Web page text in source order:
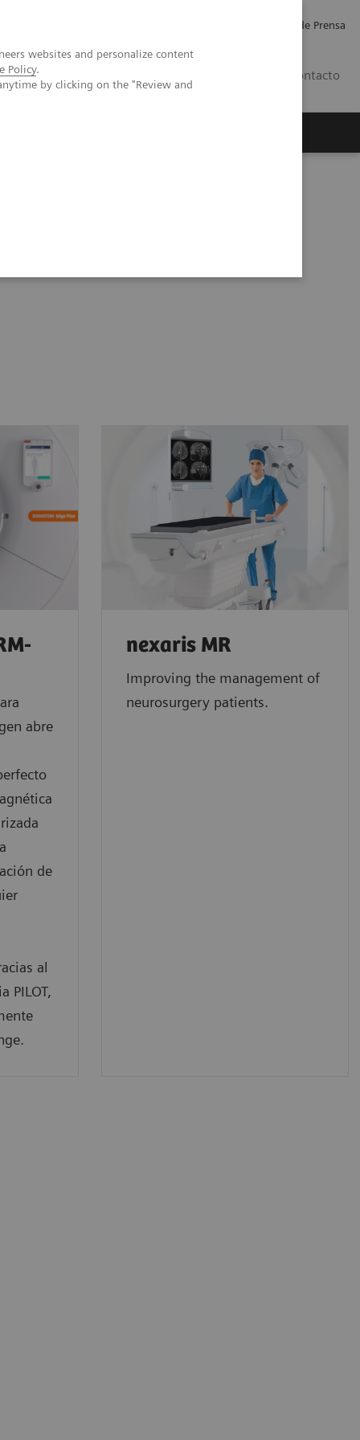
websites and personalize content
Policy.
by clicking on the "Review and
Comunicados de Prensa
Contacto
abre
de
al
PILOT,
nexaris MR
Improving the management of
neurosurgery patients.